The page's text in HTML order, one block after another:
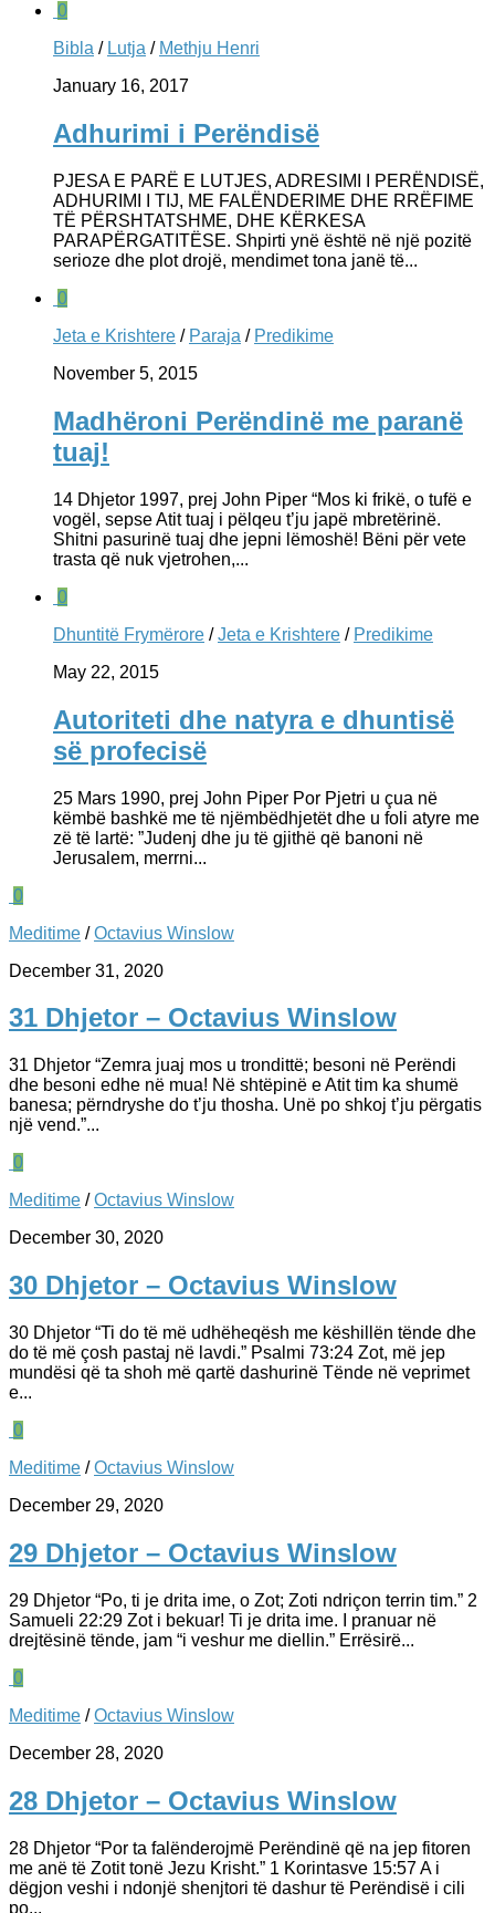
0
Bibla / Lutja / Methju Henri
January 16, 2017
Adhurimi i Perëndisë
PJESA E PARË E LUTJES, ADRESIMI I PERËNDISË,
ADHURIMI I TIJ, ME FALËNDERIME DHE RRËFIME
TË PËRSHTATSHME, DHE KËRKESA
PARAPËRGATITËSE. Shpirti ynë është në një pozitë
serioze dhe plot drojë, mendimet tona janë të...
0
Jeta e Krishtere / Paraja / Predikime
November 5, 2015
Madhëroni Perëndinë me paranë
tuaj!
14 Dhjetor 1997, prej John Piper “Mos ki frikë, o tufë e
vogël, sepse Atit tuaj i pëlqeu t’ju japë mbretërinë.
Shitni pasurinë tuaj dhe jepni lëmoshë! Bëni për vete
trasta që nuk vjetrohen,...
0
Dhuntitë Frymërore /Jeta e Krishtere / Predikime
May 22, 2015
Autoriteti dhe natyra e dhuntisë
së profecisë
25 Mars 1990, prej John Piper Por Pjetri u çua në
këmbë bashkë me të njëmbëdhjetët dhe u foli atyre me
zë të lartë: ”Judenj dhe ju të gjithë që banoni në
Jerusalem, merrni...
0
Meditime /Octavius Winslow
December 31, 2020
31 Dhjetor – Octavius Winslow
31 Dhjetor “Zemra juaj mos u trondittë; besoni në Perëndi
dhe besoni edhe në mua! Në shtëpinë e Atit tim ka shumë
banesa; përndryshe do t’ju thosha. Unë po shkoj t’ju përgatis
një vend.”...
0
Meditime /Octavius Winslow
December 30, 2020
30 Dhjetor – Octavius Winslow
30 Dhjetor “Ti do të më udhëheqësh me këshillën tënde dhe
do të më çosh pastaj në lavdi.” Psalmi 73:24 Zot, më jep
mundësi që ta shoh më qartë dashurinë Tënde në veprimet
e...
0
Meditime /Octavius Winslow
December 29, 2020
29 Dhjetor – Octavius Winslow
29 Dhjetor “Po, ti je drita ime, o Zot; Zoti ndriçon terrin tim.” 2
Samueli 22:29 Zot i bekuar! Ti je drita ime. I pranuar në
drejtësinë tënde, jam “i veshur me diellin.” Errësirë...
0
Meditime /Octavius Winslow
December 28, 2020
28 Dhjetor – Octavius Winslow
28 Dhjetor “Por ta falënderojmë Perëndinë që na jep fitoren
me anë të Zotit tonë Jezu Krisht.” 1 Korintasve 15:57 A i
dëgjon veshi i ndonjë shenjtori të dashur të Perëndisë i cili
po...